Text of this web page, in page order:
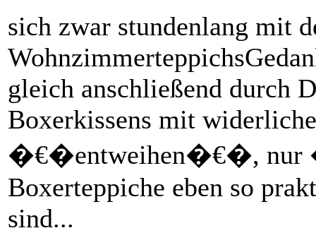
sich zwar stundenlang mit
gleich anschließend durch
Boxerkissens mit
�€�entweihen�€�, nur
Boxerteppiche eben so
sind...